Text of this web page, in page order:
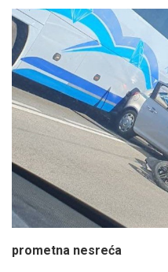
prometna nesreća